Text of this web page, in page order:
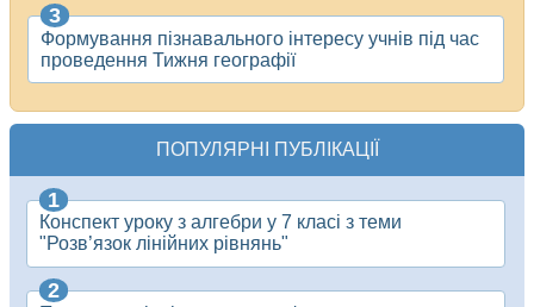
Формування пізнавального інтересу учнів під час
проведення Тижня географії
ПОПУЛЯРНІ ПУБЛІКАЦІЇ
Конспект уроку з алгебри у 7 класі з теми
"Розв’язок лінійних рівнянь"